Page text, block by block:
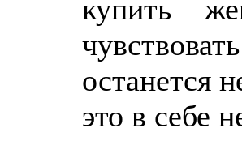
купить
останется
это в себе